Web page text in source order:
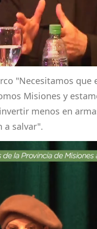
"Necesitamos que
Misiones y
menos en
a salvar".